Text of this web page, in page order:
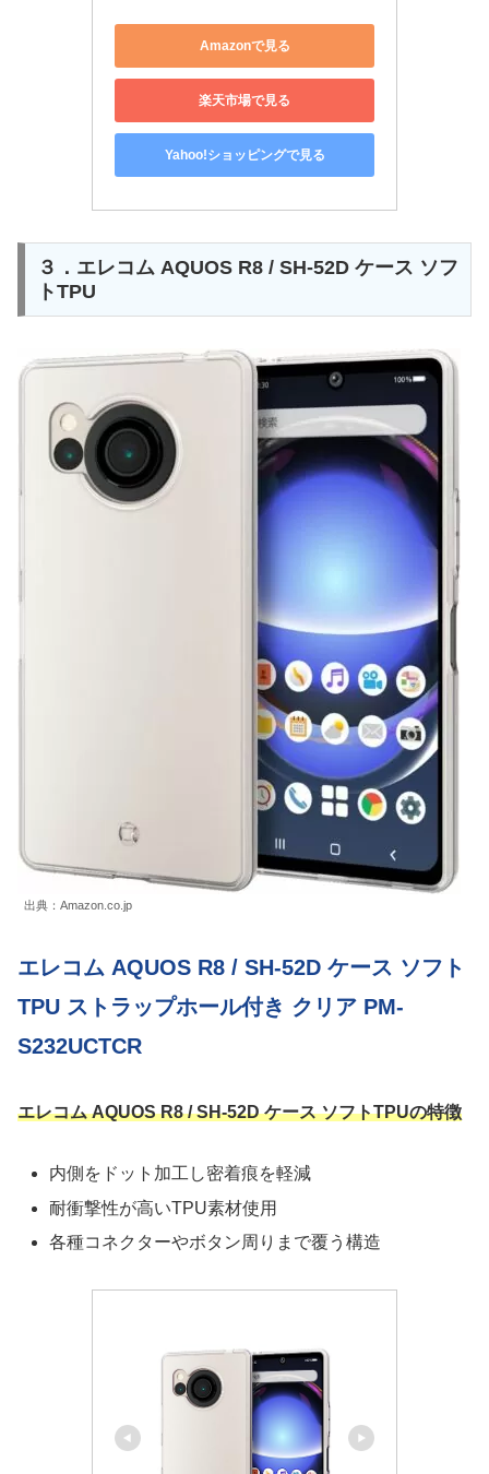
Amazonで見る
楽天市場で見る
Yahoo!ショッピングで見る
３．エレコム AQUOS R8 / SH-52D ケース ソフ
トTPU
出典：Amazon.co.jp
エレコム AQUOS R8 / SH-52D ケース ソフト
TPU ストラップホール付き クリア PM-
S232UCTCR
エレコム AQUOS R8 / SH-52D ケース ソフトTPUの特徴
内側をドット加工し密着痕を軽減
耐衝撃性が高いTPU素材使用
各種コネクターやボタン周りまで覆う構造